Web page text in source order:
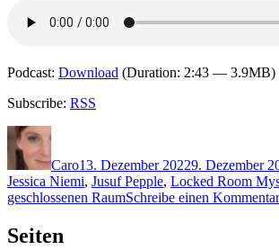
Podcast: Download (Duration: 2:43 — 3.9MB)
Subscribe: RSS
Autor
Caro13. Dezember 20229. Dezember
Jessica Niemi, Jusuf Pepple, Locked Room
geschlossenen RaumSchreibe einen Kommentar
Seiten